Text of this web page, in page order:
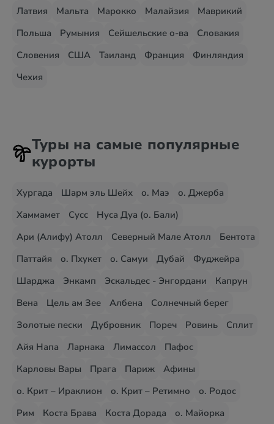
Латвия Мальта Марокко Малайзия
Маврикий
Польша
Румыния Сейшельские о-ва
Словакия
Словения
США Таиланд Франция
Финляндия
Чехия
Туры на самые популярные
курорты
Хургада Шарм эль Шейх о. Маэ
о. Джерба
Хаммамет
Сусс
Нуса Дуа (о. Бали)
Ари (Алифу) Атолл
Северный Мале Атолл
Бентота
Паттайя
о. Пхукет о. Самуи Дубай
Фуджейра
Шарджа
Энкамп Эскальдес - Энгордани
Капрун
Вена
Цель ам Зее Албена
Солнечный берег
Золотые пески
Дубровник Пореч Ровинь
Сплит
Айя Напа
Ларнака Лимассол
Пафос
Карловы Вары
Прага Париж
Афины
о. Крит – Ираклион
о. Крит – Ретимно
о. Родос
Рим
Коста Брава Коста Дорада
о. Майорка